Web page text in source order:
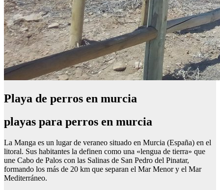
Playa de perros en murcia
playas para perros en murcia
La Manga es un lugar de veraneo situado en Murcia (España) en el
litoral. Sus habitantes la definen como una «lengua de tierra» que
une Cabo de Palos con las Salinas de San Pedro del Pinatar,
formando los más de 20 km que separan el Mar Menor y el Mar
Mediterráneo.